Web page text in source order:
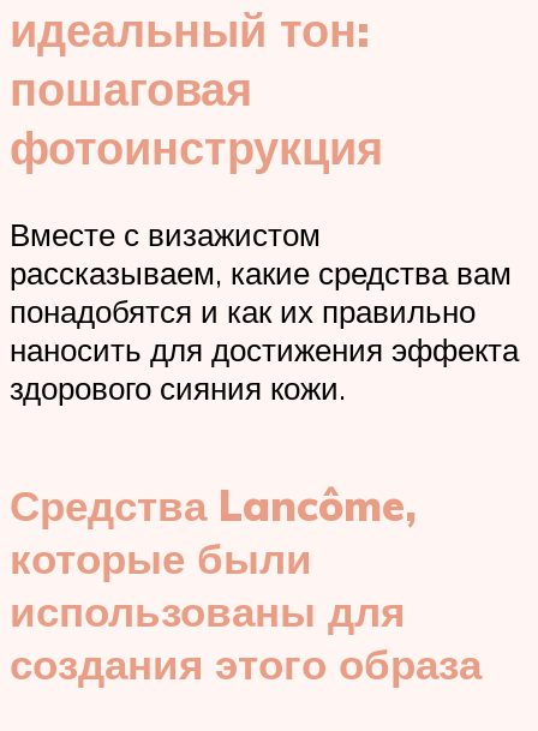
идеальный тон:
пошаговая
фотоинструкция
Вместе с визажистом
рассказываем, какие средства вам
понадобятся и как их правильно
наносить для достижения эффекта
здорового сияния кожи.
Средства Lancôme,
которые были
использованы для
создания этого образа